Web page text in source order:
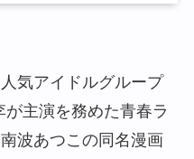
気アイドルグループ
主演を務めた青春ラ
波あつこの同名漫画